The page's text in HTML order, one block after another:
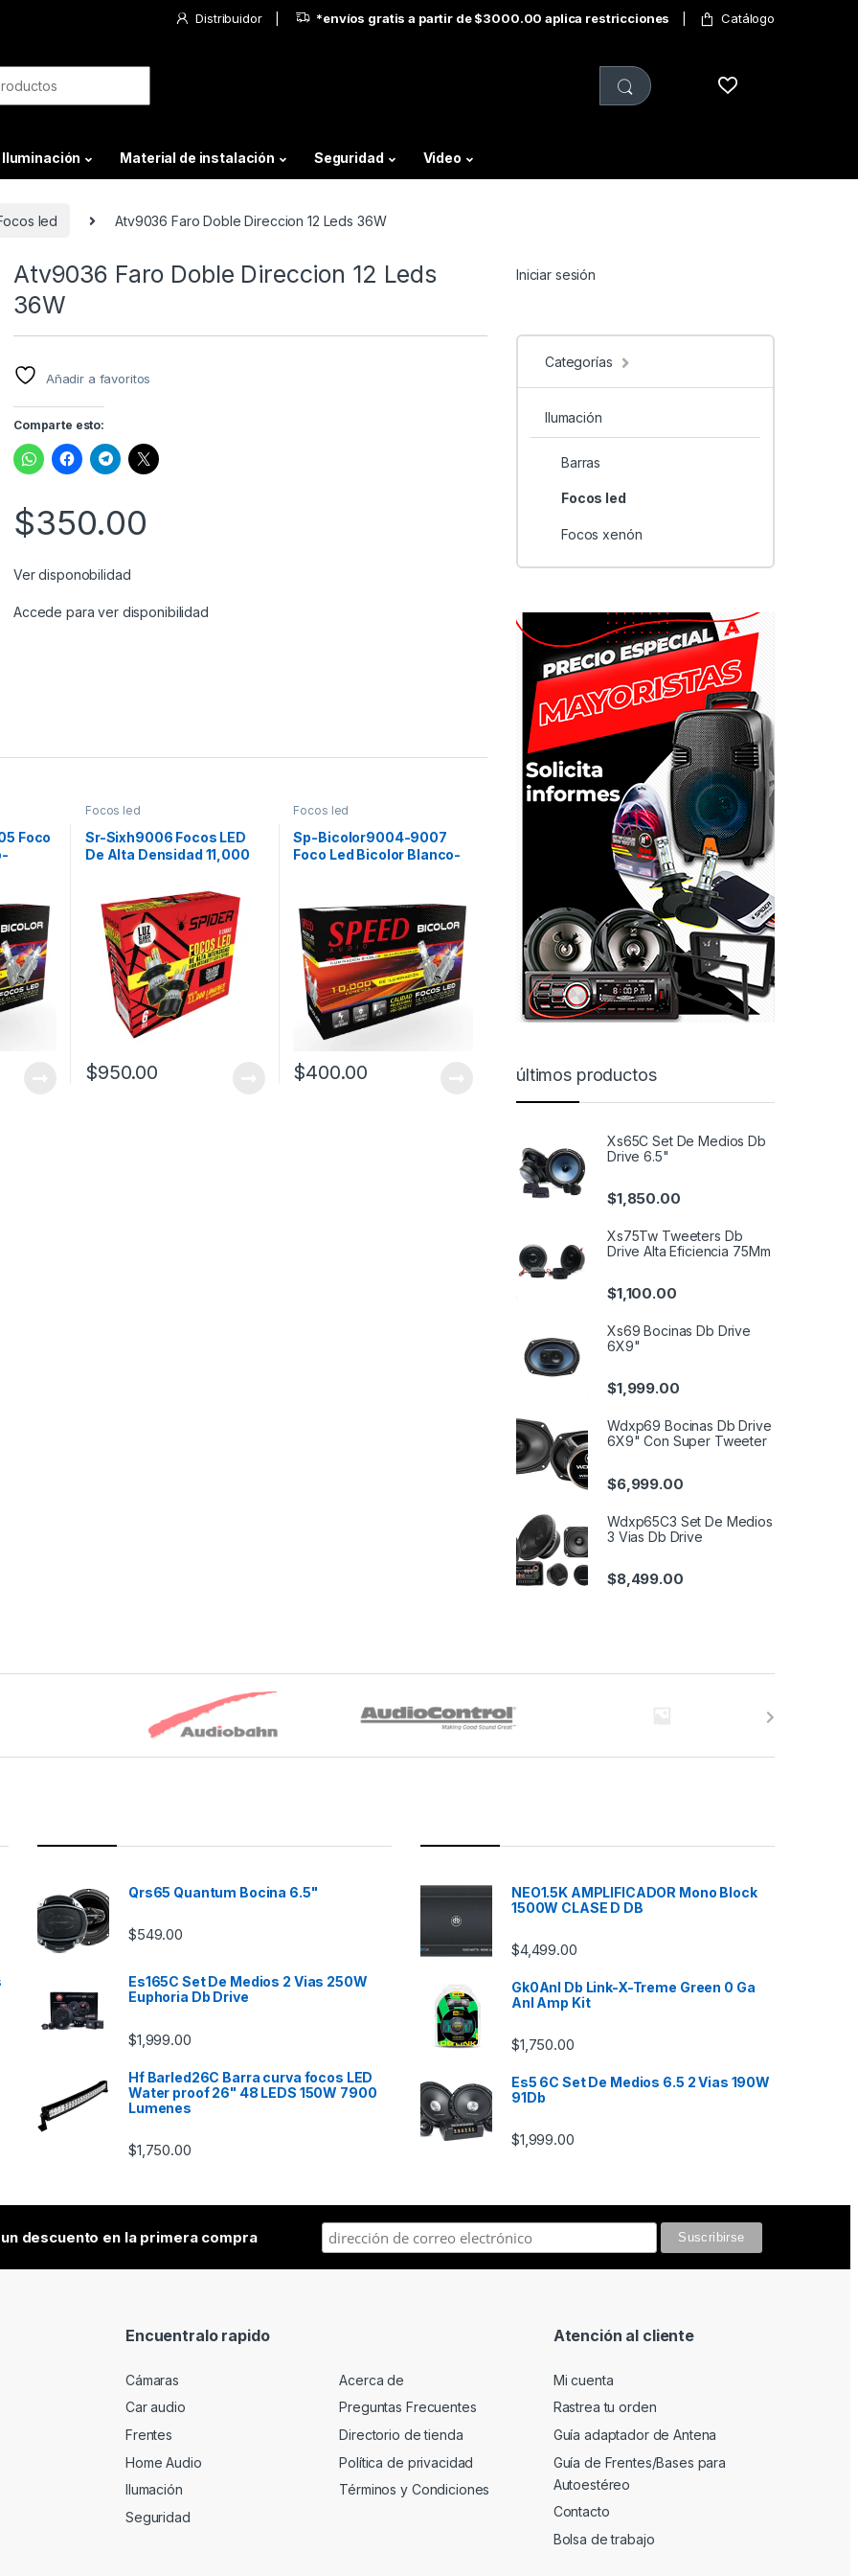
Distribuidor *envíos gratis a partir de $3000.00 aplica restricciones Catálogo
Iluminación Material de instalación Seguridad Video
led Atv9036 Faro Doble Direccion 12 Leds 36W
Atv9036 Faro Doble Direccion 12 Leds
36W
Añadir a favoritos
Comparte esto:
$350.00
Ver disponobilidad
Accede para ver disponibilidad
Foco
Focos led
Sr-Sixh9006 Focos LED
De Alta Densidad 11,000
$950.00
Focos led
Sp-Bicolor9004-9007
Foco Led Bicolor Blanco-
$400.00
Iniciar sesión
Categorías
Ilumación
Barras
Focos led
Focos xenón
últimos productos
Xs65C Set De Medios Db
Drive 6.5"
$1,850.00
Xs75Tw Tweeters Db
Drive Alta Eficiencia 75Mm
$1,100.00
Xs69 Bocinas Db Drive
6X9"
$1,999.00
Wdxp69 Bocinas Db Drive
6X9" Con Super Tweeter
$6,999.00
Wdxp65C3 Set De Medios
3 Vias Db Drive
$8,499.00
Qrs65 Quantum Bocina 6.5"
$549.00
Es165C Set De Medios 2 Vias 250W
Euphoria Db Drive
$1,999.00
Hf Barled26C Barra curva focos LED
Water proof 26" 48 LEDS 150W 7900
Lumenes
$1,750.00
NEO1.5K AMPLIFICADOR Mono Block
1500W CLASE D DB
$4,499.00
Gk0Anl Db Link-X-Treme Green 0 Ga
Anl Amp Kit
$1,750.00
Es5 6C Set De Medios 6.5 2 Vias 190W
91Db
$1,999.00
un descuento en la primera compra
Encuentralo rapido
Cámaras
Car audio
Frentes
Home Audio
Ilumación
Seguridad
Acerca de
Preguntas Frecuentes
Directorio de tienda
Política de privacidad
Términos y Condiciones
Atención al cliente
Mi cuenta
Rastrea tu orden
Guía adaptador de Antena
Guía de Frentes/Bases para
Autoestéreo
Contacto
Bolsa de trabajo